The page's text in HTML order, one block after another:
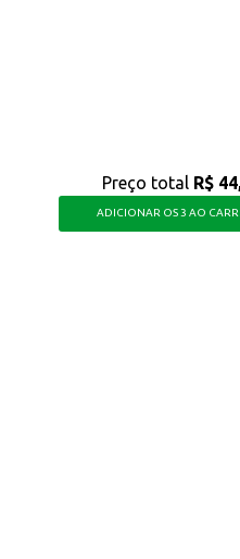
Preço total R$
ADICIONAR OS 3 AO